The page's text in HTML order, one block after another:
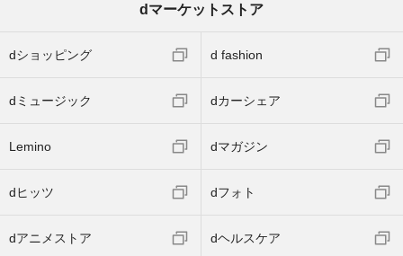
dマーケットストア
dショッピング d fashion
dミュージック dカーシェア
Lemino dマガジン
dヒッツ dフォト
dアニメストア dヘルスケア